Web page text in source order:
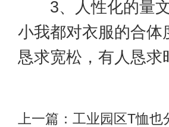
3、人性化的量文
小我都对衣服的合
恳求宽松，有人恳求
上一篇： 工业园区T恤也